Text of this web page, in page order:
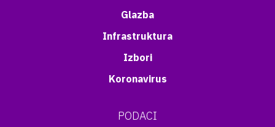
Glazba
Infrastruktura
Izbori
Koronavirus
PODACI